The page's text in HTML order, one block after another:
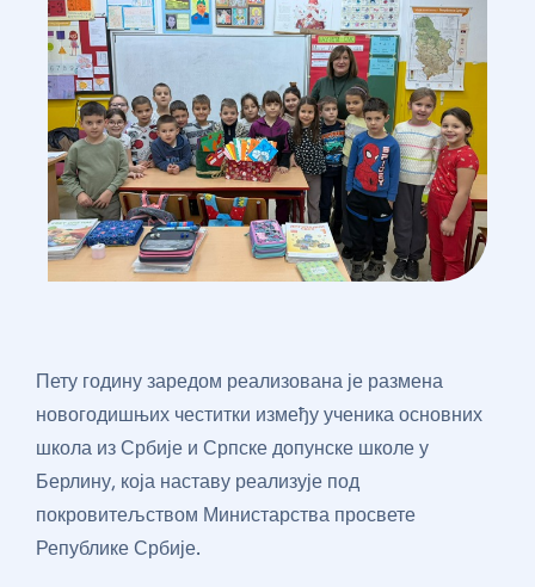
Пету годину заредом реализована је размена
новогодишњих честитки између ученика основних
школа из Србије и Српске допунске школе у
Берлину, која наставу реализује под
покровитељством Министарства просвете
Републике Србије.